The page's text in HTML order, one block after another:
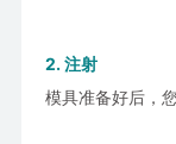
2. 注射
模具准备好后，